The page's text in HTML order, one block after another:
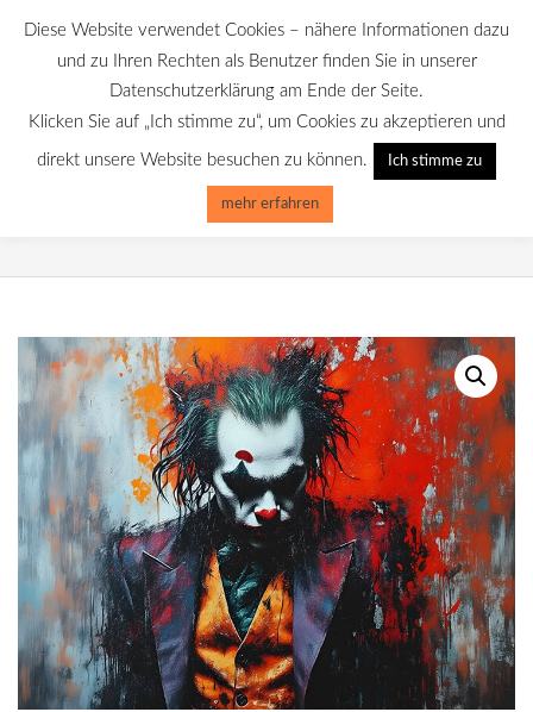
GALERIE CHROMIK
Navigation
Menu
DER JOKER
Diese Website verwendet Cookies – nähere Informationen dazu
und zu Ihren Rechten als Benutzer finden Sie in unserer
Datenschutzerklärung am Ende der Seite.
Klicken Sie auf „Ich stimme zu“, um Cookies zu akzeptieren und
direkt unsere Website besuchen zu können. Ich stimme zu
mehr erfahren